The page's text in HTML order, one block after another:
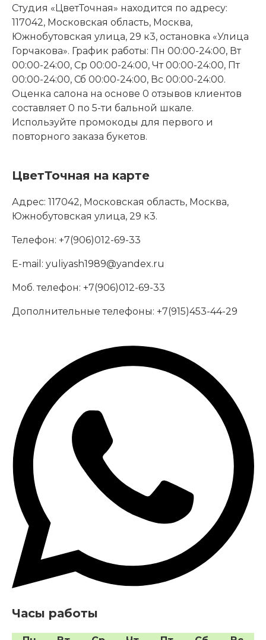
Студия «ЦветТочная» находится по адресу:
117042, Московская область, Москва,
Южнобутовская улица, 29 к3, остановка «Улица
Горчакова». График работы: Пн 00:00-24:00, Вт
00:00-24:00, Ср 00:00-24:00, Чт 00:00-24:00, Пт
00:00-24:00, Сб 00:00-24:00, Вс 00:00-24:00.
Оценка салона на основе 0 отзывов клиентов
составляет 0 по 5-ти бальной шкале.
Используйте промокоды для первого и
повторного заказа букетов.
ЦветТочная на карте
Адрес: 117042, Московская область, Москва,
Южнобутовская улица, 29 к3.
Телефон: +7(906)012-69-33
E-mail: yuliyash1989@yandex.ru
Моб. телефон: +7(906)012-69-33
Дополнительные телефоны: +7(915)453-44-29
Часы работы